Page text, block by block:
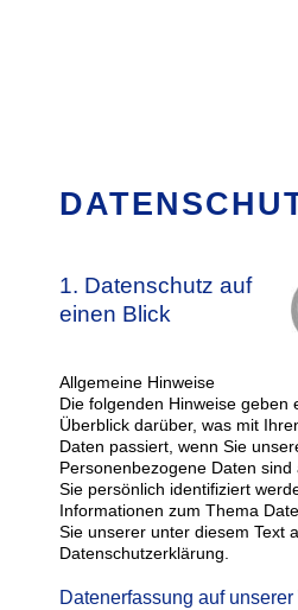
1. Datenschutz auf
einen Blick
Allgemeine Hinweise
Die folgenden Hinweise geben
Überblick darüber, was mit
Daten passiert, wenn Sie
Personenbezogene Daten
Sie persönlich identifiziert
Informationen zum Thema
Sie unserer unter diesem Text
Datenschutzerklärung.
Datenerfassung auf